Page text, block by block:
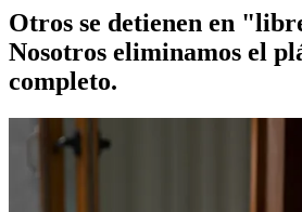
Otros se detienen en
Nosotros eliminamos el
completo.